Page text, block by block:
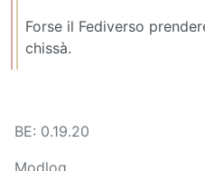
Forse il Fediverso
chissà.
BE: 0.19.20
Modlog